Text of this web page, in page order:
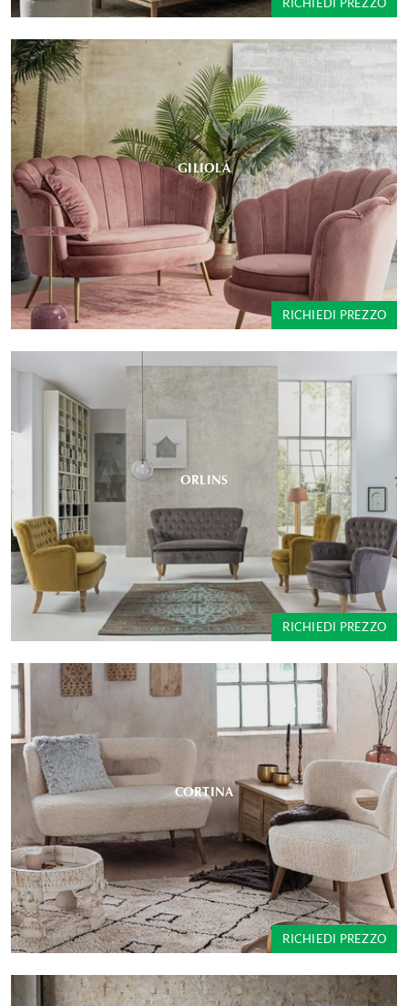
GILIOLA
RICHIEDI PREZZO
ORLINS
RICHIEDI PREZZO
CORTINA
RICHIEDI PREZZO